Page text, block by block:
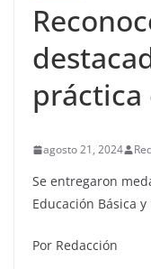
práctica
agosto 21, 2024
Se entregaron
Educación Básica
Por Redacción